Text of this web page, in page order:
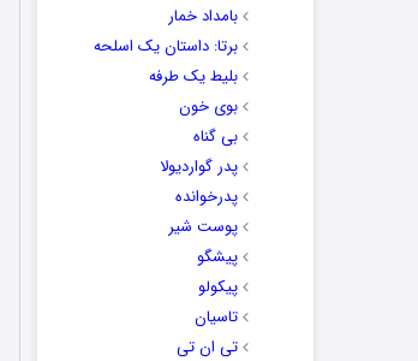
بامداد خمار
برتا: داستان یک اسلحه
بلیط یک‌‌ طرفه
بوی خون
بی گناه
پدر گواردیولا
پدرخوانده
پوست شیر
پیشگو
پیکولو
تاسیان
تی ان تی